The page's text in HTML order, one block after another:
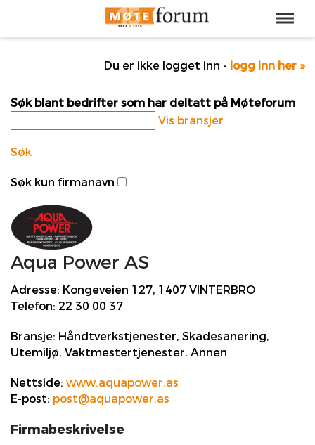
Du er ikke logget inn - logg inn her »
Søk blant bedrifter som har deltatt på Møteforum
Vis bransjer
Søk
Søk kun firmanavn
Aqua Power AS
Adresse: Kongeveien 127, 1407 VINTERBRO
Telefon: 22 30 00 37
Bransje: Håndtverkstjenester, Skadesanering,
Utemiljø, Vaktmestertjenester, Annen
Nettside: www.aquapower.as
E-post: post@aquapower.as
Firmabeskrivelse